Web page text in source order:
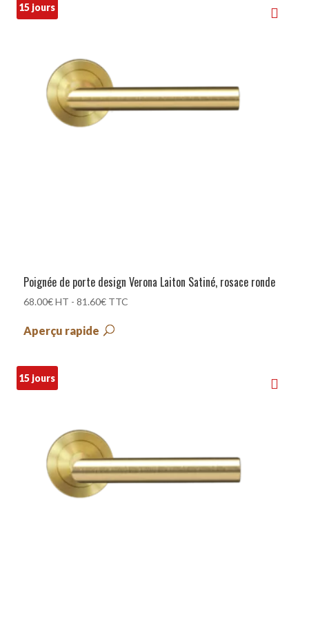
15 jours
Poignée de porte design Verona Laiton Satiné, rosace ronde
68.00€ HT - 81.60€TTC
Aperçu rapide
15 jours